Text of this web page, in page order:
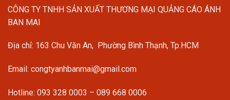
CÔNG TY TNHH SẢN XUẤT THƯƠNG MẠI QUẢNG CÁO ÁNH
BAN MAI
Địa chỉ: 163 Chu Văn An, Phường Bình Thạnh, Tp.HCM
Email: congtyanhbanmai@gmail.com
Hotline: 093 328 0003 – 089 668 0006